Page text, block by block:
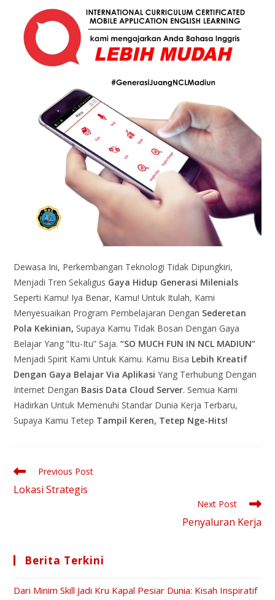
Dewasa Ini, Perkembangan Teknologi Tidak Dipungkiri,
Menjadi Tren Sekaligus Gaya Hidup Generasi Milenials
Seperti Kamu! Iya Benar, Kamu! Untuk Itulah, Kami
Menyesuaikan Program Pembelajaran Dengan Sederetan
Pola Kekinian, Supaya Kamu Tidak Bosan Dengan Gaya
Belajar Yang “Itu-Itu” Saja.“SO MUCH FUN IN NCL MADIUN”
Menjadi Spirit Kami Untuk Kamu. Kamu Bisa Lebih Kreatif
Dengan Gaya Belajar Via Aplikasi Yang Terhubung Dengan
Internet Dengan Basis Data Cloud Server. Semua Kami
Hadirkan Untuk Memenuhi Standar Dunia Kerja Terbaru,
Supaya Kamu Tetep Tampil Keren, Tetep Nge-Hits!
Previous Post
Lokasi Strategis
Next Post
Penyaluran Kerja
Berita Terkini
Dari Minim Skill Jadi Kru Kapal Pesiar Dunia: Kisah Inspiratif